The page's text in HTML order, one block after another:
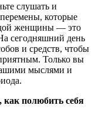
слушать и
перемены, которые
женщины — это
сегодняшний день
и средств, чтобы
Только вы
мыслями и
как полюбить себя